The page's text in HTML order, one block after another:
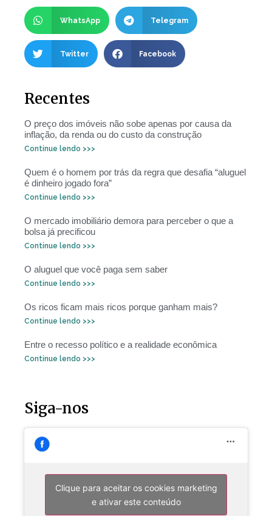
WhatsApp Telegram
Twitter Facebook
Recentes
O preço dos imóveis não sobe apenas por causa da
inflação, da renda ou do custo da construção
Continue lendo >>>
Quem é o homem por trás da regra que desafia “aluguel
é dinheiro jogado fora”
Continue lendo >>>
O mercado imobiliário demora para perceber o que a
bolsa já precificou
Continue lendo >>>
O aluguel que você paga sem saber
Continue lendo >>>
Os ricos ficam mais ricos porque ganham mais?
Continue lendo >>>
Entre o recesso político e a realidade econômica
Continue lendo >>>
Siga-nos
Clique para aceitar os cookies marketing
e ativar este conteúdo